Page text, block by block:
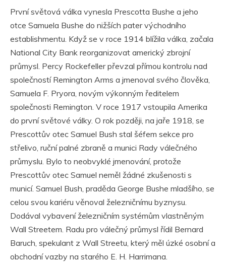
První světová válka vynesla Prescotta Bushe a jeho
otce Samuela Bushe do nižších pater východního
establishmentu. Když se v roce 1914 blížila válka, začala
National City Bank reorganizovat americký zbrojní
průmysl. Percy Rockefeller převzal přímou kontrolu nad
společností Remington Arms a jmenoval svého člověka,
Samuela F. Pryora, novým výkonným ředitelem
společnosti Remington. V roce 1917 vstoupila Amerika
do první světové války. O rok později, na jaře 1918, se
Prescottův otec Samuel Bush stal šéfem sekce pro
střelivo, ruční palné zbraně a munici Rady válečného
průmyslu. Bylo to neobvyklé jmenování, protože
Prescottův otec Samuel neměl žádné zkušenosti s
municí. Samuel Bush, praděda George Bushe mladšího, se
celou svou kariéru věnoval železničnímu byznysu.
Dodával vybavení železničním systémům vlastněným
Wall Streetem. Radu pro válečný průmysl řídil Bernard
Baruch, spekulant z Wall Streetu, který měl úzké osobní a
obchodní vazby na starého E. H. Harrimana.